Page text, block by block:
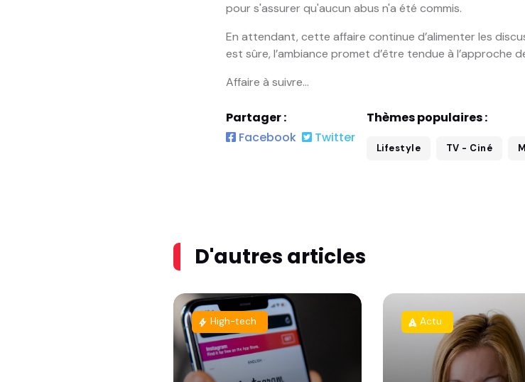
pour s'assurer qu'aucun abus n'a été commis.
En attendant, cette affaire continue d’alimenter les
est sûre, l’ambiance promet d’être tendue à l’approche
Affaire à suivre…
Partager :
Facebook
Twitter
Thèmes populaires :
Lifestyle TV - Ciné
D'autres articles
bolt High-tech rocket Actu